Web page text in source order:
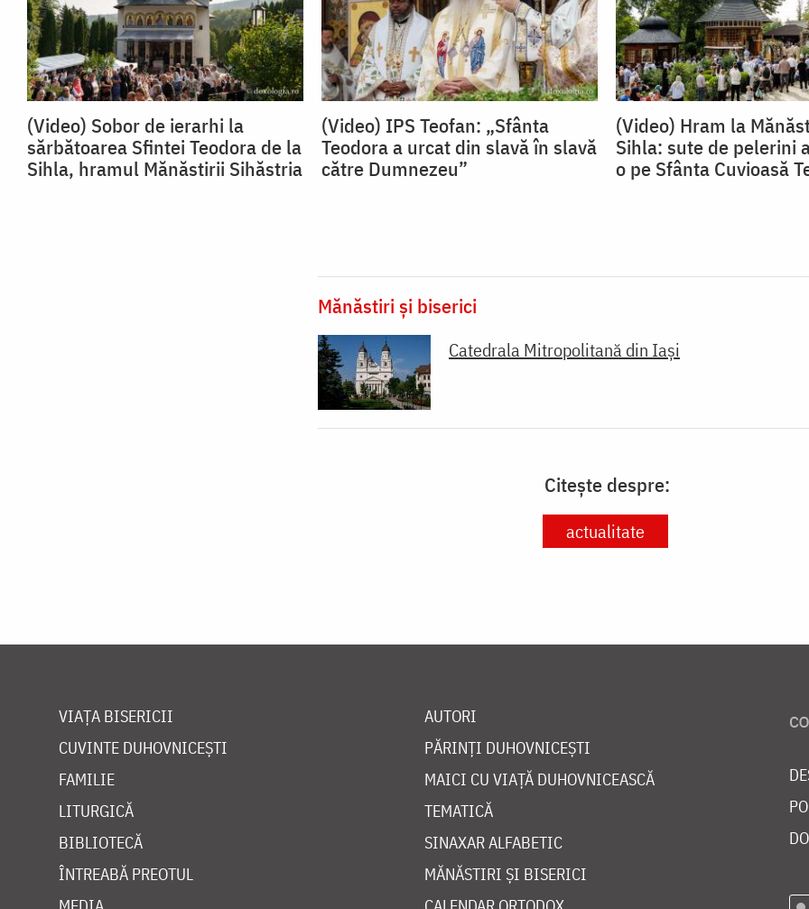
(Video) Sobor de ierarhi la
sărbătoarea Sfintei Teodora de la
Sihla, hramul Mănăstirii Sihăstria
(Video) IPS Teofan: „Sfânta
Teodora a urcat din slavă în slavă
către Dumnezeu”
(Video) Hram la
Sihla: sute de pelerini
o pe Sfânta Cuvioasă
Mănăstiri și biserici
Catedrala Mitropolitană din Iaşi
Citește despre:
actualitate
VIAȚA BISERICII
CUVINTE DUHOVNICEȘTI
FAMILIE
LITURGICĂ
BIBLIOTECĂ
ÎNTREABĂ PREOTUL
AUTORI
PĂRINȚI DUHOVNICEȘTI
MAICI CU VIAȚĂ DUHOVNICEASCĂ
TEMATICĂ
SINAXAR ALFABETIC
MĂNĂSTIRI ȘI BISERICI